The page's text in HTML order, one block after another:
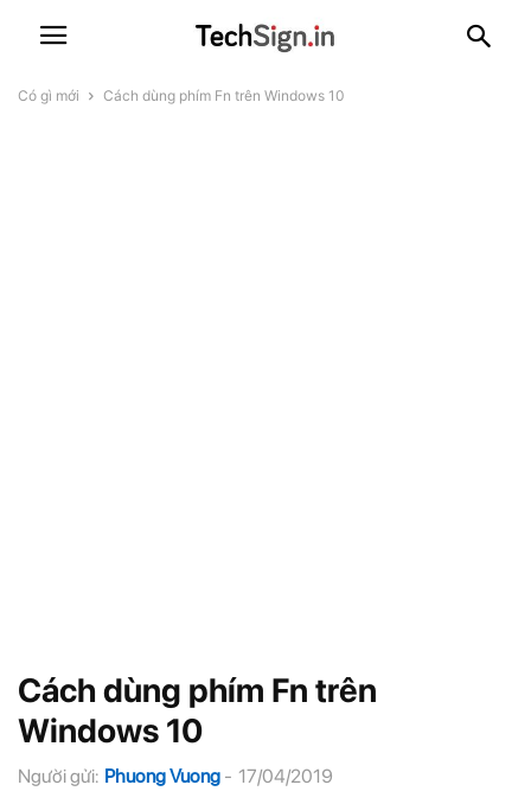
Có gì mới Cách dùng phím Fn trên Windows 10
Cách dùng phím Fn trên
Windows 10
Người gửi: Phuong Vuong - 17/04/2019